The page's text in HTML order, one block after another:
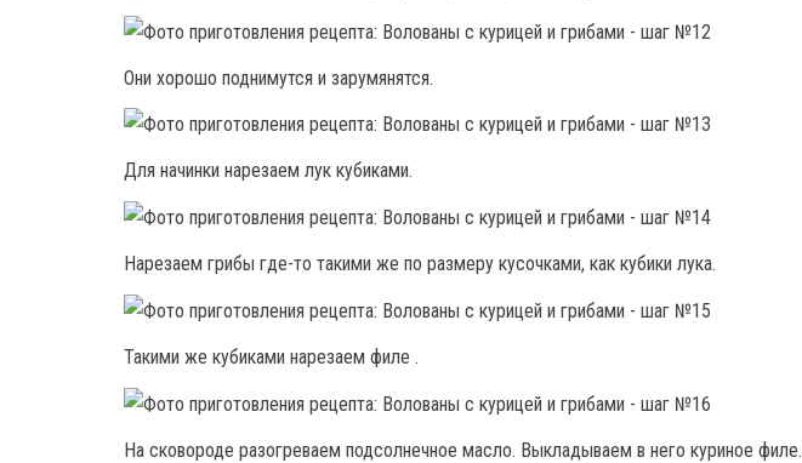
Они хорошо поднимутся и зарумянятся.
Для начинки нарезаем лук кубиками.
Нарезаем грибы где-то такими же по размеру кусочками, как кубики лука.
Такими же кубиками нарезаем филе .
На сковороде разогреваем подсолнечное масло. Выкладываем в него куриное филе.